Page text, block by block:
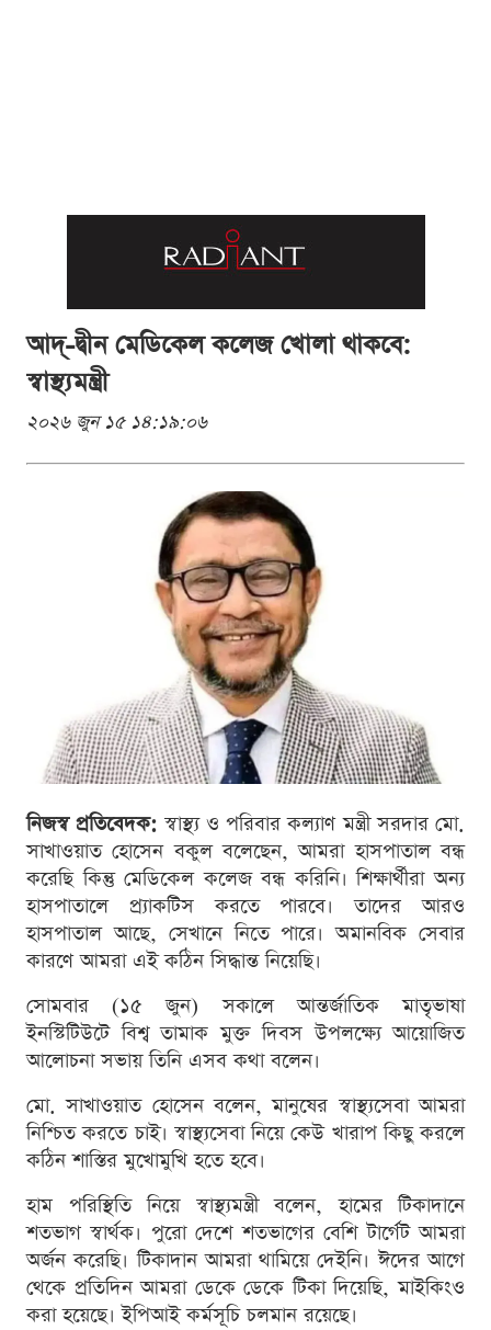
আদ্-দ্বীন মেডিকেল কলেজ খোলা থাকবে:
স্বাস্থ্যমন্ত্রী
২০২৬ জুন ১৫ ১৪:১৯:০৬
নিজস্ব প্রতিবেদক: স্বাস্থ্য ও পরিবার কল্যাণ মন্ত্রী সরদার মো.
সাখাওয়াত হোসেন বকুল বলেছেন, আমরা হাসপাতাল বন্ধ
করেছি কিন্তু মেডিকেল কলেজ বন্ধ করিনি। শিক্ষার্থীরা অন্য
হাসপাতালে প্র্যাকটিস করতে পারবে। তাদের আরও
হাসপাতাল আছে, সেখানে নিতে পারে। অমানবিক সেবার
কারণে আমরা এই কঠিন সিদ্ধান্ত নিয়েছি।
সোমবার (১৫ জুন) সকালে আন্তর্জাতিক মাতৃভাষা
ইনস্টিটিউটে বিশ্ব তামাক মুক্ত দিবস উপলক্ষ্যে আয়োজিত
আলোচনা সভায় তিনি এসব কথা বলেন।
মো. সাখাওয়াত হোসেন বলেন, মানুষের স্বাস্থ্যসেবা আমরা
নিশ্চিত করতে চাই। স্বাস্থ্যসেবা নিয়ে কেউ খারাপ কিছু করলে
কঠিন শাস্তির মুখোমুখি হতে হবে।
হাম পরিস্থিতি নিয়ে স্বাস্থ্যমন্ত্রী বলেন, হামের টিকাদানে
শতভাগ স্বার্থক। পুরো দেশে শতভাগের বেশি টার্গেট আমরা
অর্জন করেছি। টিকাদান আমরা থামিয়ে দেইনি। ঈদের আগে
থেকে প্রতিদিন আমরা ডেকে ডেকে টিকা দিয়েছি, মাইকিংও
করা হয়েছে। ইপিআই কর্মসূচি চলমান রয়েছে।